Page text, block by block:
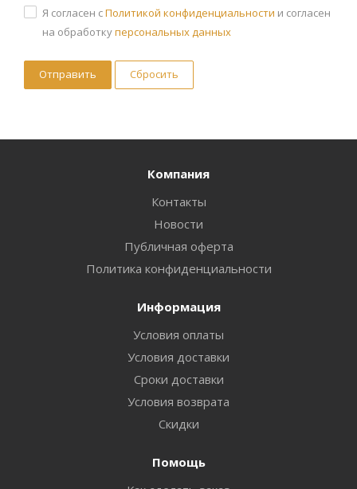
Я согласен сПолитикой конфиденциальности и согласен
на обработкуперсональных данных
Сбросить
Компания
Контакты
Новости
Публичная оферта
Политика конфиденциальности
Информация
Условия оплаты
Условия доставки
Сроки доставки
Условия возврата
Скидки
Помощь